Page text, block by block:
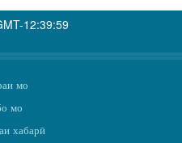
12:39:59
мо
мо
хабарӣ